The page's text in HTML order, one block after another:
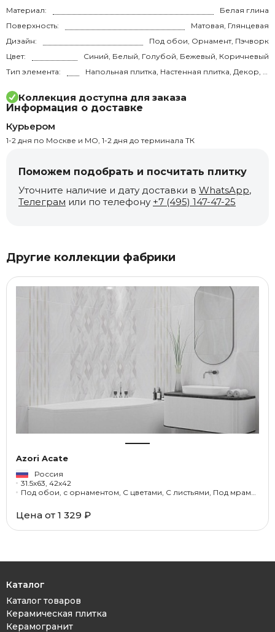
Материал:
Белая глина
Поверхность:
Матовая, Глянцевая
Дизайн:
Под обои, Орнамент, Пэчворк
Цвет:
Синий, Белый, Голубой, Бежевый, Коричневый
Тип элемента:
Напольная плитка, Настенная плитка, Декор, Бордюр
Коллекция доступна для заказа
Информация о доставке
Курьером
1-2 дня по Москве и МО, 1-2 дня до терминала ТК
Поможем подобрать и посчитать плитку
Уточните наличие и дату доставки в WhatsApp,
Телеграм или по телефону +7 (495) 147-47-25
Другие коллекции фабрики
Azori Acate
Россия
31.5x63, 42x42
Под обои, с орнаментом, С цветами, С листьями, Под мрамор, Под оникс
Цена от 1 329 ₽
Каталог
Каталог товаров
Керамическая плитка
Керамогранит